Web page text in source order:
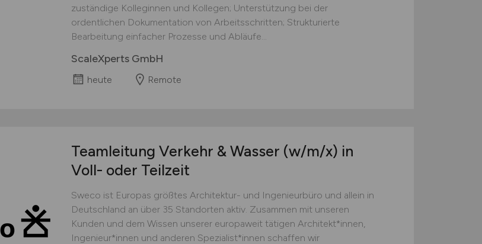
zuständige Kolleginnen und Kollegen; Unterstützung bei der
ordentlichen Dokumentation von Arbeitsschritten; Strukturierte
Bearbeitung einfacher Prozesse und Abläufe...
ScaleXperts GmbH
heute Remote
Teamleitung Verkehr & Wasser (w/m/x) in
Voll- oder Teilzeit
Sweco ist Europas größtes Architektur- und Ingenieurbüro und allein in
Deutschland an über 35 Standorten aktiv. Zusammen mit unseren
Kunden und dem Wissen unserer europaweit tätigen Architekt*innen,
Ingenieur*innen und anderen Spezialist*innen schaffen wir